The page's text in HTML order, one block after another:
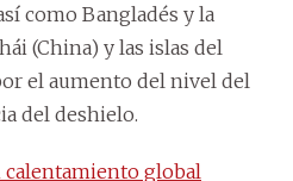
como Bangladés y la
(China) y las islas del
el aumento del nivel del
del deshielo.
calentamiento global